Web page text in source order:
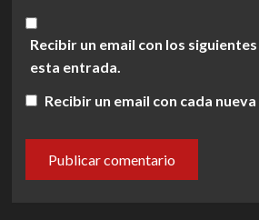
Recibir un email con los
esta entrada.
Recibir un email con cada